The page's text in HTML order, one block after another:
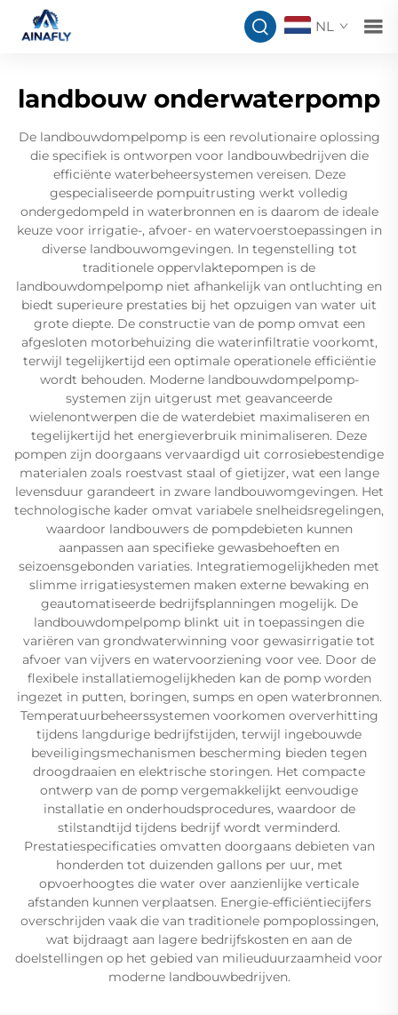
NL
landbouw onderwaterpomp
De landbouwdompelpomp is een revolutionaire oplossing
die specifiek is ontworpen voor landbouwbedrijven die
efficiënte waterbeheersystemen vereisen. Deze
gespecialiseerde pompuitrusting werkt volledig
ondergedompeld in waterbronnen en is daarom de ideale
keuze voor irrigatie-, afvoer- en watervoerstoepassingen in
diverse landbouwomgevingen. In tegenstelling tot
traditionele oppervlaktepompen is de
landbouwdompelpomp niet afhankelijk van ontluchting en
biedt superieure prestaties bij het opzuigen van water uit
grote diepte. De constructie van de pomp omvat een
afgesloten motorbehuizing die waterinfiltratie voorkomt,
terwijl tegelijkertijd een optimale operationele efficiëntie
wordt behouden. Moderne landbouwdompelpomp-
systemen zijn uitgerust met geavanceerde
wielenontwerpen die de waterdebiet maximaliseren en
tegelijkertijd het energieverbruik minimaliseren. Deze
pompen zijn doorgaans vervaardigd uit corrosiebestendige
materialen zoals roestvast staal of gietijzer, wat een lange
levensduur garandeert in zware landbouwomgevingen. Het
technologische kader omvat variabele snelheidsregelingen,
waardoor landbouwers de pompdebieten kunnen
aanpassen aan specifieke gewasbehoeften en
seizoensgebonden variaties. Integratiemogelijkheden met
slimme irrigatiesystemen maken externe bewaking en
geautomatiseerde bedrijfsplanningen mogelijk. De
landbouwdompelpomp blinkt uit in toepassingen die
variëren van grondwaterwinning voor gewasirrigatie tot
afvoer van vijvers en watervoorziening voor vee. Door de
flexibele installatiemogelijkheden kan de pomp worden
ingezet in putten, boringen, sumps en open waterbronnen.
Temperatuurbeheerssystemen voorkomen oververhitting
tijdens langdurige bedrijfstijden, terwijl ingebouwde
beveiligingsmechanismen bescherming bieden tegen
droogdraaien en elektrische storingen. Het compacte
ontwerp van de pomp vergemakkelijkt eenvoudige
installatie en onderhoudsprocedures, waardoor de
stilstandtijd tijdens bedrijf wordt verminderd.
Prestatiespecificaties omvatten doorgaans debieten van
honderden tot duizenden gallons per uur, met
opvoerhoogtes die water over aanzienlijke verticale
afstanden kunnen verplaatsen. Energie-efficiëntiecijfers
overschrijden vaak die van traditionele pompoplossingen,
wat bijdraagt aan lagere bedrijfskosten en aan de
doelstellingen op het gebied van milieuduurzaamheid voor
moderne landbouwbedrijven.